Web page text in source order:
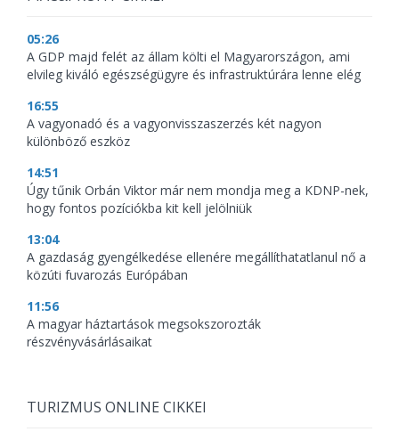
05:26
A GDP majd felét az állam költi el Magyarországon, ami
elvileg kiváló egészségügyre és infrastruktúrára lenne elég
16:55
A vagyonadó és a vagyonvisszaszerzés két nagyon
különböző eszköz
14:51
Úgy tűnik Orbán Viktor már nem mondja meg a KDNP-nek,
hogy fontos pozíciókba kit kell jelölniük
13:04
A gazdaság gyengélkedése ellenére megállíthatatlanul nő a
közúti fuvarozás Európában
11:56
A magyar háztartások megsokszorozták
részvényvásárlásaikat
TURIZMUS ONLINE CIKKEI